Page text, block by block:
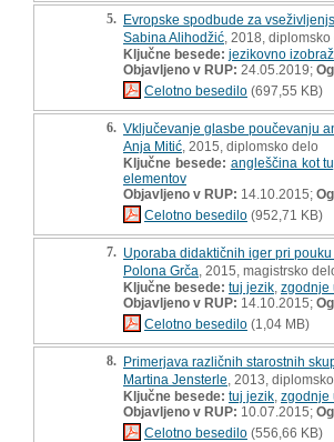
5. Evropske spodbude za
Sabina Alihodžić , 2018,
Ključne besede: jezikovno
Objavljeno v RUP: 24.05.2019;
Celotno besedilo (697,55 KB)
6. Vključevanje glasbe poučevanju
Anja Mitić , 2015, diplomsko delo
Ključne besede: angleščina kot
elementov
Objavljeno v RUP: 14.10.2015;
Celotno besedilo (952,71 KB)
7. Uporaba didaktičnih iger pri
Polona Grča , 2015, magistrsko
Ključne besede: tuj jezik zgodnje
Objavljeno v RUP: 14.10.2015;
Celotno besedilo (1,04 MB)
8. Primerjava različnih starostnih
Martina Jensterle , 2013,
Ključne besede: tuj jezik zgodnje
Objavljeno v RUP: 10.07.2015;
Celotno besedilo (556,66 KB)